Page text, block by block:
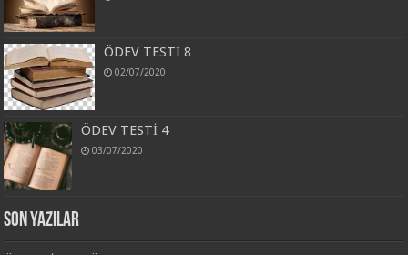
ÖDEV TESTİ 8
02/07/2020
ÖDEV TESTİ 4
03/07/2020
Son Yazılar